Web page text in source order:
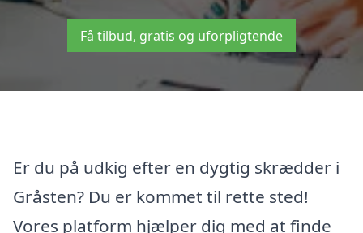
Få tilbud, gratis og uforpligtende
Er du på udkig efter en dygtig skrædder i
Gråsten? Du er kommet til rette sted!
Vores platform hjælper dig med at finde